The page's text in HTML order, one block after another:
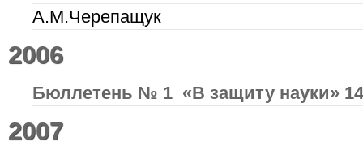
А.М.Черепащук
2006
Бюллетень № 1 «В защиту науки»
2007